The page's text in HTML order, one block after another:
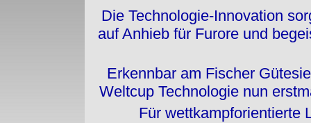
Die Technologie-Innovation
auf Anhieb für Furore und
Erkennbar am Fischer
Weltcup Technologie nun
Für wettkampforientierte